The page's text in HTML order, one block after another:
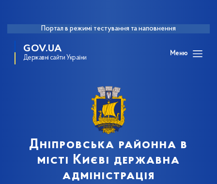
Портал в режимі тестування та наповнення
GOV.UA
Державні сайти України
Меню
Дніпровська районна в
місті Києві державна
адміністрація